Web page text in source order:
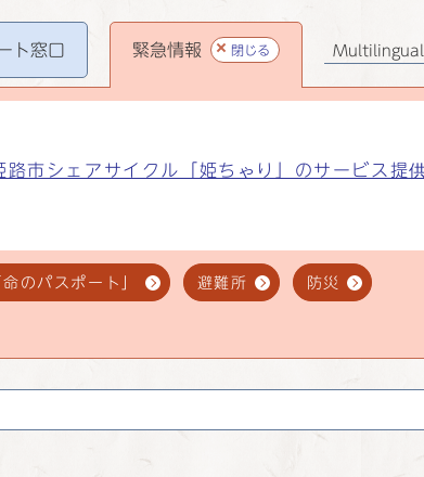
ト窓口 緊急情報 閉じる
路市シェアサイクル「姫ちゃり」のサービス提
のパスポート」 避難所 防災
Multilingual